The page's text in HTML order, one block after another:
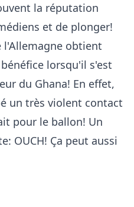
la réputation
et de plonger!
l'Allemagne obtient
lorsqu'il s'est
du Ghana! En effet,
un très violent contact
pour le ballon! Un
OUCH! Ça peut aussi